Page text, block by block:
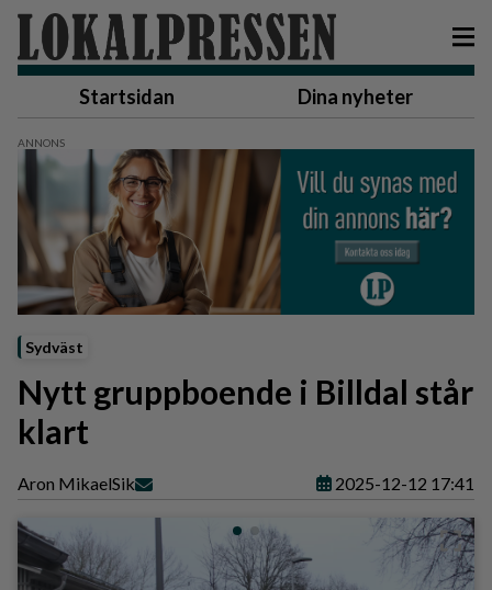
Startsidan Dina nyheter
Sydväst
Nytt gruppboende i Billdal står
klart
Aron MikaelSik 2025-12-12 17:41